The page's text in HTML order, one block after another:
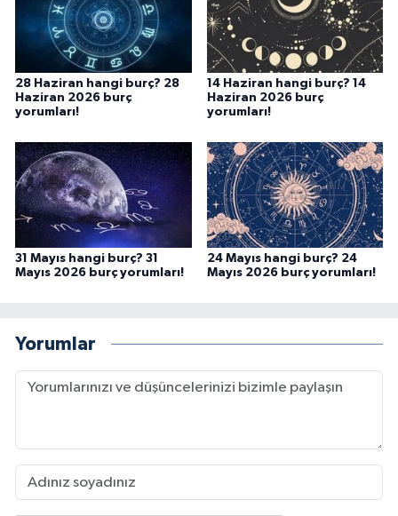
28 Haziran hangi burç? 28
Haziran 2026 burç
yorumları!
14 Haziran hangi burç? 14
Haziran 2026 burç
yorumları!
31 Mayıs hangi burç? 31
Mayıs 2026 burç yorumları!
24 Mayıs hangi burç? 24
Mayıs 2026 burç yorumları!
Yorumlar